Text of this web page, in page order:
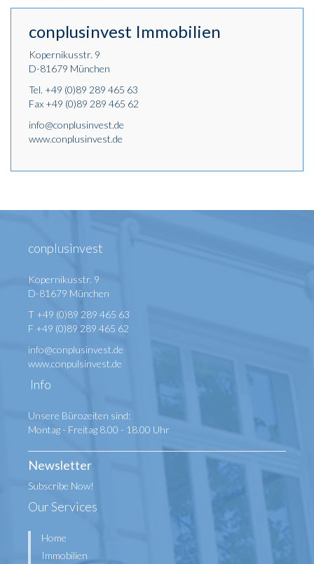
conplusinvest Immobilien
Kopernikusstr. 9
D-81679 München
Tel. +49 (0)89 289 465 63
Fax +49 (0)89 289 465 62
info@conplusinvest.de
www.conplusinvest.de
conplusinvest
Kopernikusstr. 9
D-81679 München
T +49 (0)89 289 465 63
F +49 (0)89 289 465 62
info@conplusinvest.de
www.conpulsinvest.de
Info
Unsere Bürozeiten sind:
Montag - Freitag 8.00 - 18.00 Uhr
Newsletter
Subscribe Now!
Our Services
Home
Immobilien